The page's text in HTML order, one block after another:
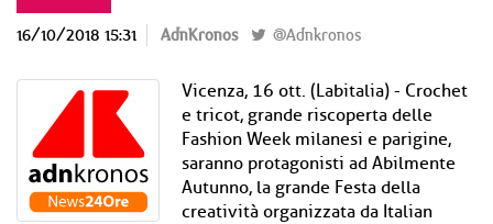
16/10/2018 15:31 AdnKronos @Adnkronos
Vicenza, 16 ott. (Labitalia) - Crochet
e tricot, grande riscoperta delle
Fashion Week milanesi e parigine,
saranno protagonisti ad Abilmente
Autunno, la grande Festa della
creatività organizzata da Italian